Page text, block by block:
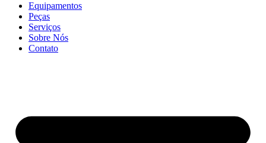
Equipamentos
Peças
Serviços
Sobre Nós
Contato